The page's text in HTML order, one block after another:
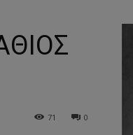
0
71